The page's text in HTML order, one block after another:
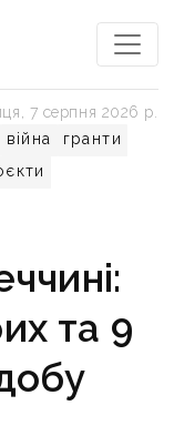
війна
гранти
7 серпня 2026 р.
та 9